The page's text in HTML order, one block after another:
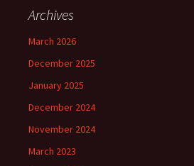
Archives
March 2026
December 2025
January 2025
December 2024
November 2024
March 2023